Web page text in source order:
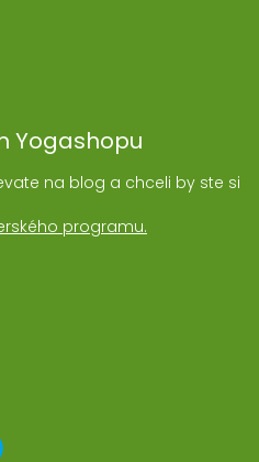
Yogashopu
na blog a chceli by ste si
programu.